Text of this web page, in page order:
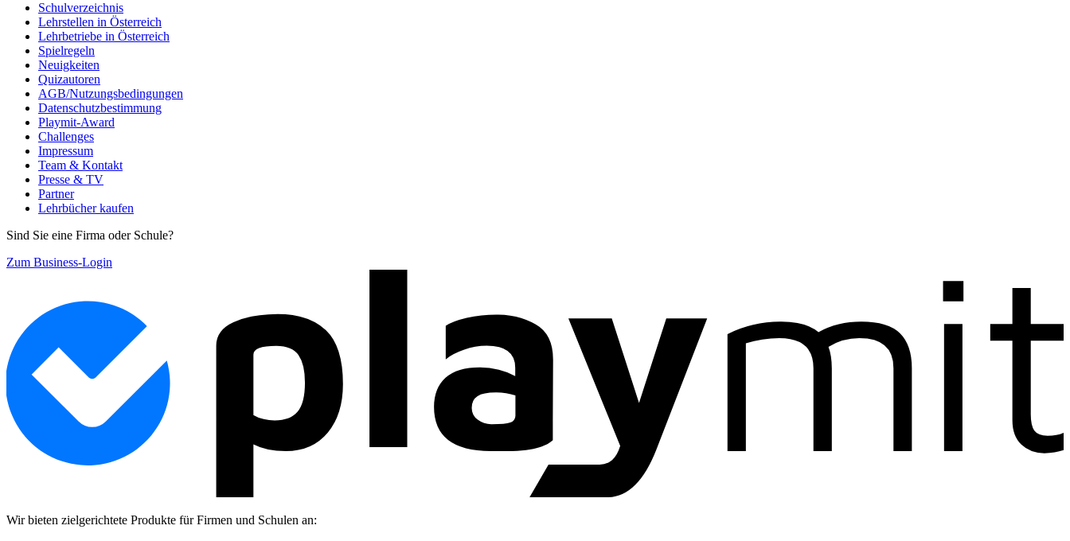
Schulverzeichnis
Lehrstellen in Österreich
Lehrbetriebe in Österreich
Spielregeln
Neuigkeiten
Quizautoren
AGB/Nutzungsbedingungen
Datenschutzbestimmung
Playmit-Award
Challenges
Impressum
Team & Kontakt
Presse & TV
Partner
Lehrbücher kaufen
Sind Sie eine Firma oder Schule?
Zum Business-Login
Wir bieten zielgerichtete Produkte für Firmen und Schulen an: